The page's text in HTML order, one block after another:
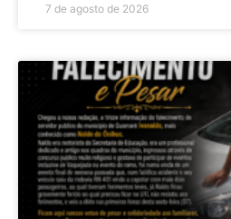
7 de agosto de 2026